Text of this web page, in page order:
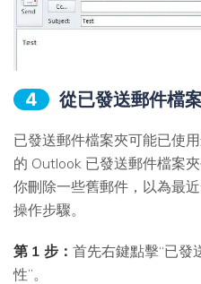
4 從已發送郵件檔
已發送郵件檔案夾可能已使
的 Outlook 已發送郵件檔案
你刪除一些舊郵件，以為最
操作步驟。
第 1 步： 首先右鍵點擊“已發
性”。